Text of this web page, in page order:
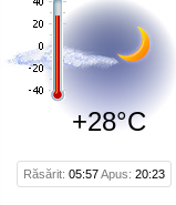
+28°C
Răsărit: 05:57Apus: 20:23